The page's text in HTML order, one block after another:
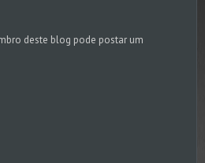
deste blog pode postar um